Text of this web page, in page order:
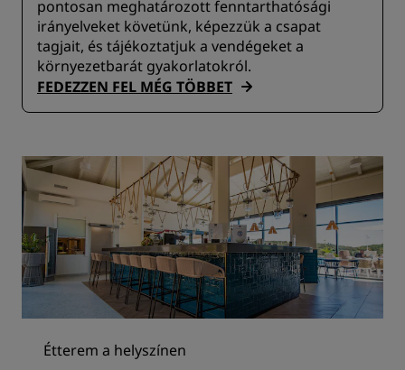
pontosan meghatározott fenntarthatósági
irányelveket követünk, képezzük a csapat
tagjait, és tájékoztatjuk a vendégeket a
környezetbarát gyakorlatokról.
FEDEZZEN FEL MÉG TÖBBET
Étterem a helyszínen